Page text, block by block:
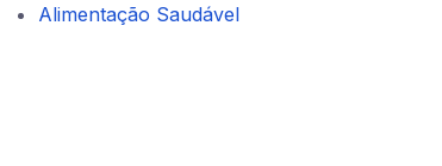
Alimentação Saudável